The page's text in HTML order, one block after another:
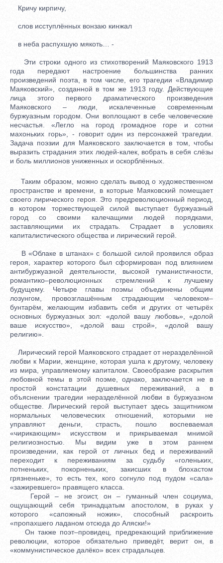
Кричу кирпичу,
слов исступлённых вонзаю кинжал
в неба распухшую мякоть… -
Эти строки одного из стихотворений Маяковского 1913
года передают настроение большинства ранних
произведений поэта, в том числе, его трагедии «Владимир
Маяковский», созданной в том же 1913 году. Действующие
лица этого первого драматического произведения
Маяковского – люди, искалеченные современным
буржуазным городом. Они воплощают в себе человеческие
несчастья. «Легло на город громадное горе и сотни
махоньких горь», - говорит один из персонажей трагедии.
Задача поэзии для Маяковского заключается в том, чтобы
выразить страдания этих людей-калек, вобрать в себя слёзы
и боль миллионов униженных и оскорблённых.
Таким образом, можно сделать вывод о художественном
пространстве и времени, в которые Маяковский помещает
своего лирического героя. Это предреволюционный период,
в котором торжествующей силой выступает буржуазный
город со своими калечащими людей порядками,
заставляющими их страдать. Страдает в условиях
капиталистического общества и лирический герой.
В «Облаке в штанах» с большой силой проявился образ
героя, характер которого был сформирован под влиянием
антибуржуазной деятельности, высокой гуманистичности,
романтико–революционных стремлений к лучшему
будущему. Четыре главы поэмы объединены общим
лозунгом, провозглашённым страдающим человеком–
бунтарём, желающим избавить себя и других от четырёх
основных буржуазных зол: «долой вашу любовь», «долой
ваше искусство», «долой ваш строй», «долой вашу
религию».
Лирический герой Маяковского страдает от неразделённой
любви к Марии, женщине, которая ушла к другому, человеку
из мира, управляемому капиталом. Своеобразие раскрытия
любовной темы в этой поэме, однако, заключается не в
простой констатации душевных переживаний, а в
объяснении трагедии неразделённой любви в буржуазном
обществе. Лирический герой выступает здесь защитником
нормальных человеческих отношений, которыми не
управляют деньги, страсть, пошло воспеваемая
«чирикающим» искусством и прикрываемая мнимой
религиозностью. Мы видим уже в этом раннем
произведении, как герой от личных бед и переживаний
переходит к переживаниям за судьбу «голеньких,
потненьких, покорненьких, закисших в блохастом
грязненьке», то есть тех, кого согнуло под пудом «сала»
«зажиревшего» правящего класса.
Герой – не эгоист, он – гуманный член социума,
ощущающий себя тринадцатым апостолом, в руках у
которого «сапожный ножик», способный раскроить
«пропахшего ладаном отсюда до Аляски!»
Он также поэт–провидец, предрекающий приближение
революции, которое обязательно приведёт, верит он, в
«коммунистическое далёко» всех страдальцев.